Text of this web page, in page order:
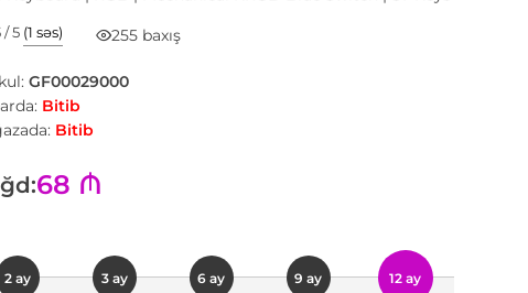
/ 5 (1 səs) 255 baxış
GF00029000
Bitib
Bitib
68 ₼
2 ay 3 ay 6 ay 9 ay 12 ay